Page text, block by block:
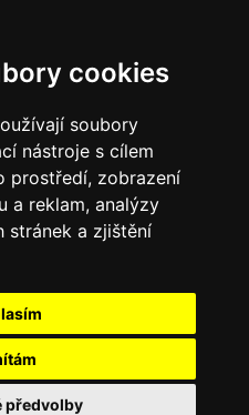
cookies
soubory
nástroje s cílem
prostředí, zobrazení
a reklam, analýzy
stránek a zjištění
předvolby